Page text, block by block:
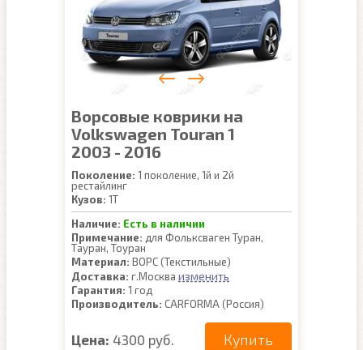
Ворсовые коврики на
Volkswagen Touran 1
2003 - 2016
Поколение: 1 поколение, 1й и 2й
рестайлинг
Кузов: 1T
Наличие: Есть в наличии
Примечание: для Фольксваген Туран,
Тауран, Тоуран
Материал: ВОРС (Текстильные)
Доставка: г.Москва изменить
Гарантия: 1 год
Производитель: CARFORMA (Россия)
Цена: 4300 руб. Купить